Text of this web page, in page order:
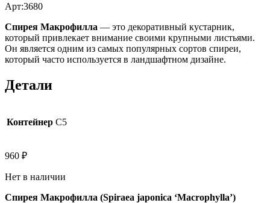
Арт:3680
Спирея Макрофилла — это декоративный кустарник,
который привлекает внимание своими крупными листьями.
Он является одним из самых популярных сортов спиреи,
который часто используется в ландшафтном дизайне.
Детали
Контейнер C5
960 ₽
Нет в наличии
Спирея Макрофилла (Spiraea japonica ‘Macrophylla’)